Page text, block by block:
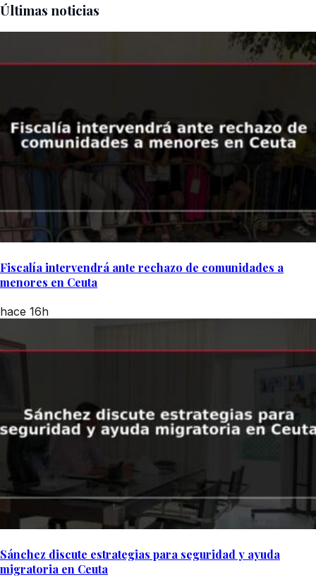
Últimas noticias
Fiscalía intervendrá ante rechazo de comunidades a
menores en Ceuta
hace 16h
Sánchez discute estrategias para seguridad y ayuda
migratoria en Ceuta